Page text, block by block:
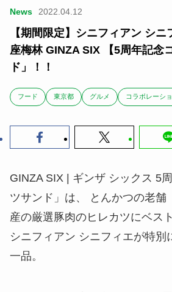
News 2022.04.12
【期間限定】シニフィアン シ
座梅林 GINZA SIX 【5周年記念
ド」！！
フード 東京都 グルメ コラボレーシ
GINZA SIX | ギンザ シックス 5
ツサンド」は、 とんかつの老舗
産の厳選豚肉のヒレカツにベス
シニフィアン シニフィエが特別
一品。